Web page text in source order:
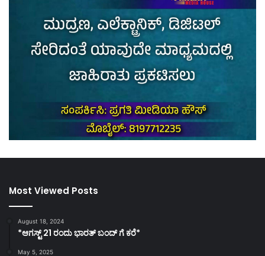
Most Viewed Posts
August 18, 2024
*ಆಗಸ್ಟ್ 21 ರಂದು ಭಾರತ್‌ ಬಂದ್‌ ಗೆ ಕರೆ*
May 5, 2025